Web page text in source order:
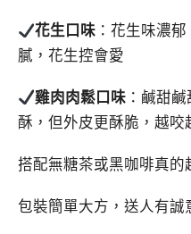
花生口味：花生味濃
膩，花生控會愛
雞肉肉鬆口味：鹹甜鹹
酥，但外皮更酥脆，越咬
搭配無糖茶或黑咖啡真
包裝簡單大方，送人有誠